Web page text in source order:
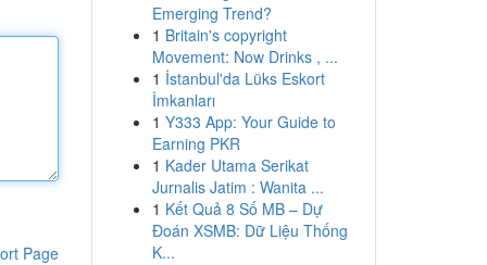
Page
Emerging Trend?
1 Britain's copyright
Movement: Now Drinks , ...
1 İstanbul'da Lüks Eskort
İmkanları
1 Y333 App: Your Guide to
Earning PKR
1 Kader Utama Serikat
Jurnalis Jatim : Wanita ...
1 Kết Quả 8 Số MB – Dự
Đoán XSMB: Dữ Liệu Thống
K...